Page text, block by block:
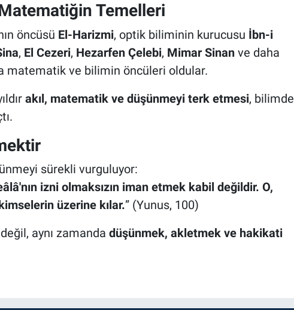
Temelleri
öncüsü El-Harizmi, optik biliminin kurucusu İbn-i
, El Cezeri, Hezarfen Çelebi, Mimar Sinanve daha
matematik ve bilimin öncüleri oldular.
akıl, matematik ve düşünmeyi terk etmesi, bilimde
sürekli vurguluyor:
izni olmaksızın iman etmek kabil değildir. O,
üzerine kılar.” (Yunus, 100)
aynı zamanda düşünmek, akletmek ve hakikati